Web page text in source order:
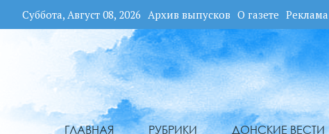
Суббота, Август 08, 2026 Архив выпусков О газете Реклама
ГЛАВНАЯ РУБРИКИ ДОНСКИЕ ВЕСТИ